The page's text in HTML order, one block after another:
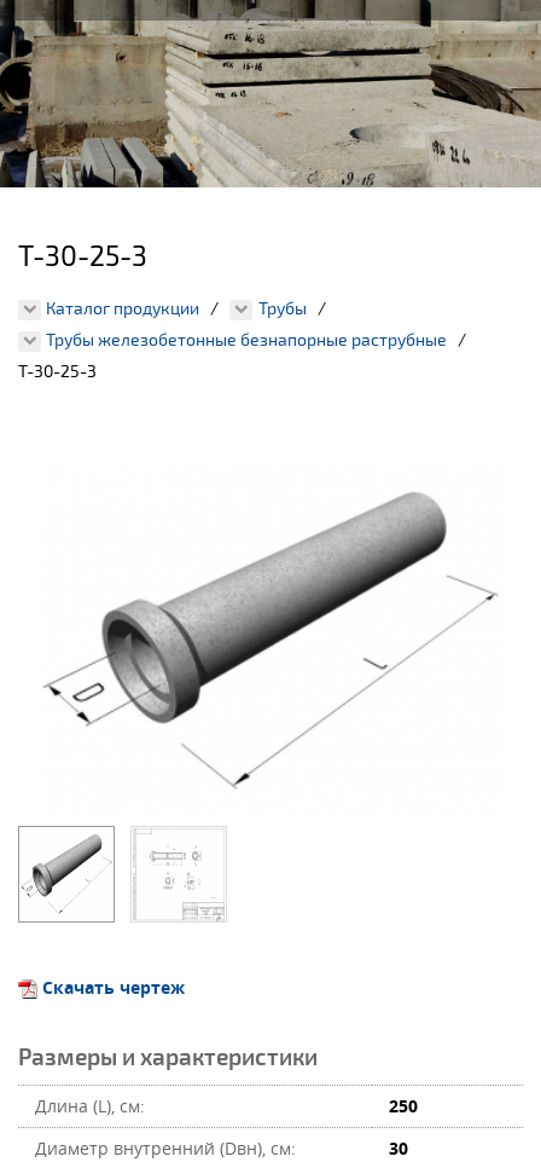
Т-30-25-3
Каталог продукции
Трубы
Трубы железобетонные безнапорные раструбные
Т-30-25-3
Скачать чертеж
Размеры и характеристики
Длина (L), см:
250
Диаметр внутренний (Dвн), см:
30